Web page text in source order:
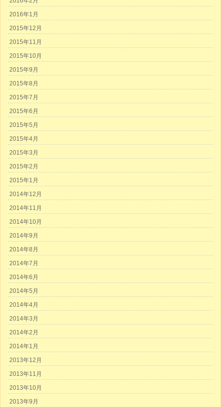
2016年1月
2015年12月
2015年11月
2015年10月
2015年9月
2015年8月
2015年7月
2015年6月
2015年5月
2015年4月
2015年3月
2015年2月
2015年1月
2014年12月
2014年11月
2014年10月
2014年9月
2014年8月
2014年7月
2014年6月
2014年5月
2014年4月
2014年3月
2014年2月
2014年1月
2013年12月
2013年11月
2013年10月
2013年9月